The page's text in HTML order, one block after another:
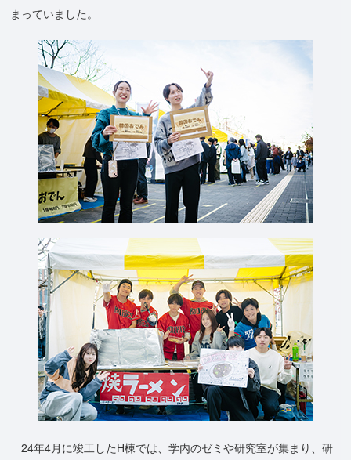
まっていました。
24年4月に竣工したH棟では、学内のゼミや研究室が集まり、研